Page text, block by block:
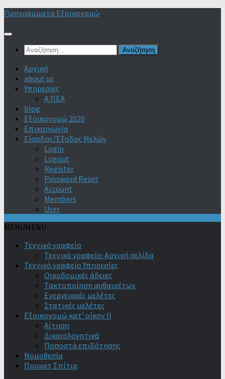
Skip
content
Προγράμματα Εξοικονομώ
Αναζήτηση
Αρχική
about us
Υπηρεσίες
Α ΠΕΑ
blog
Εξοικονομώ 2020
Επικοινωνία
Είσοδος/Έξοδος Μελών
Login
Logout
Register
Password Reset
Account
Members
User
MENUMENU
Τεχνικό γραφείο
Τεχνικό γραφείο-Αρχική σελίδα
Τεχνικό γραφείο Υπηρεσίες
Οικοδομικές άδειες
Τακτοποίηση αυθαιρέτων
Ενεργειακές μελέτες
Στατικές μελέτες
Εξοικονομώ κατ’ οίκον II
Αίτηση
Δικαιολογητικά
Ποσοστά επιδότησης
Νομοθεσία
Προκατ Σπίτια